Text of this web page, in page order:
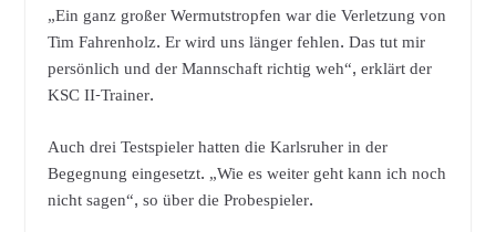
„Ein ganz großer Wermutstropfen war die Verletzung von
Tim Fahrenholz. Er wird uns länger fehlen. Das tut mir
persönlich und der Mannschaft richtig weh“, erklärt der
KSC II-Trainer.
Auch drei Testspieler hatten die Karlsruher in der
Begegnung eingesetzt. „Wie es weiter geht kann ich noch
nicht sagen“, so über die Probespieler.